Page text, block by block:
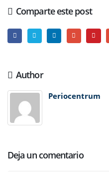
Comparte este post
Author
Periocentrum
Deja un comentario